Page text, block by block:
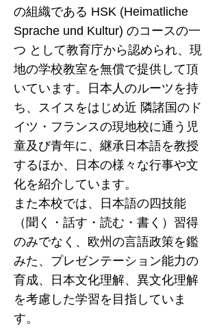
の組織である HSK (Heimatliche
Sprache und Kultur) のコースの一
つ として教育庁から認められ、現
地の学校教室を無償で提供して頂
いています。日本人のルーツを持
ち、スイスをはじめ近 隣諸国のド
イツ・フランスの現地校に通う児
童及び青年に、継承日本語を教授
するほか、日本の様々な行事や文
化を紹介しています。
また本校では、日本語の四技能
（聞く・話す・読む・書く）習得
のみでなく、欧州の言語政策を鑑
みた、プレゼンテーション能力の
育成、日本文化理解、異文化理解
を考慮した学習を目指していま
す。